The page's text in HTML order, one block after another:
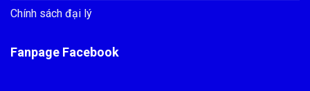
Chính sách đại lý
Fanpage Facebook